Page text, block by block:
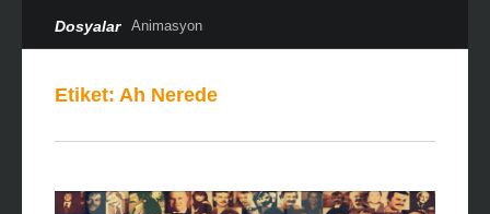
Dosyalar Animasyon
Etiket: Ah Nerede